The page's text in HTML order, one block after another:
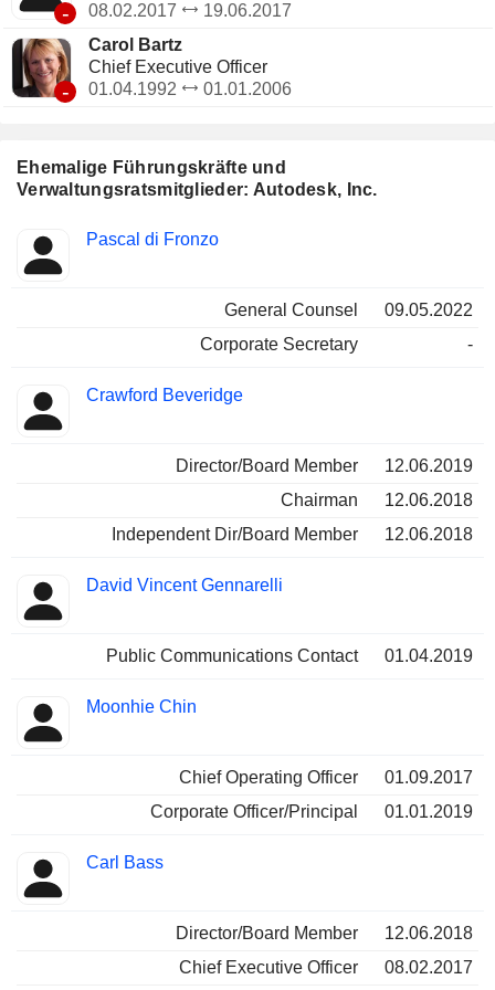
Ehemalige Führungskräfte und
Verwaltungsratsmitglieder: Autodesk, Inc.
Insider
Besetzte
Pascal di Fronzo
General Counsel
09.05.2022
Corporate Secretary
-
Crawford Beveridge
Director/Board Member
12.06.2019
Chairman
12.06.2018
Independent Dir/Board Member
12.06.2018
David Vincent Gennarelli
Public Communications Contact 01.04.2019
Moonhie Chin
Chief Operating Officer
01.09.2017
Corporate Officer/Principal
01.01.2019
Carl Bass
Director/Board Member
12.06.2018
Chief Executive Officer
08.02.2017
-
08.02.2017
19.06.2017
-
Carol Bartz
Chief Executive Officer
01.04.1992
01.01.2006